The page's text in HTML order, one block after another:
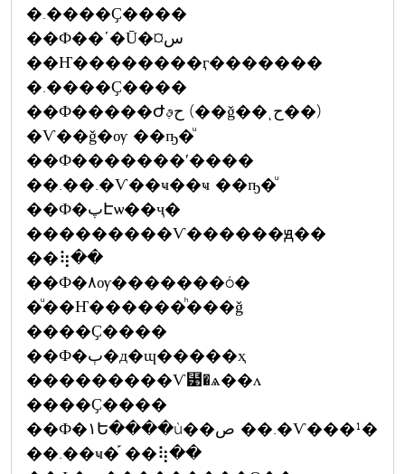
�.����Ҫ����
��Ф��ʹ�Ū�¤س
��Ҥ��������ӷ�������
�.����Ҫ����
��Ф�����Ժحࢵ (��ǧ��ͺح��)
�Ѵ��ǧ�ѹ ��ҧ�ͧ
��Ф�������ʹ����
��.��.�Ѵ��ҹ��ҹ ��ҧ�ͧ
��Ф�پԷѡ��ҷ�
���������Ѵ������ԭ��
��⢷��
��Ф�٨ѹ�������ó�
�ͧ��Ҥ������ͪ���ǧ
����Ҫ����
��Ф�ٻ�д�ɰ�����ҳ
���������Ѵ⹹�ѧ��ᴧ
����Ҫ����
��Ф�١Ե����ù��ص ��.�Ѵ���¹�
��.��ҹ�֡ ��⢷��